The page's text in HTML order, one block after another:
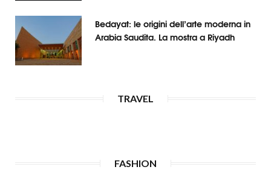
Bedayat: le origini dell’arte moderna in
Arabia Saudita. La mostra a Riyadh
TRAVEL
FASHION